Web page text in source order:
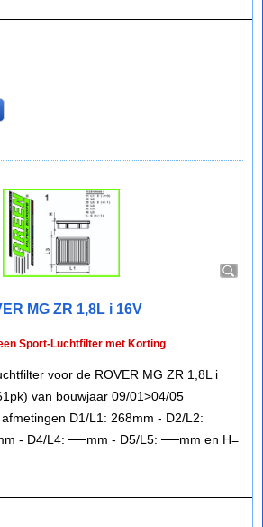
MG ZR 1,8L i 16V
Sport-Luchtfilter met Korting
voor de ROVER MG ZR 1,8L i
van bouwjaar 09/01>04/05
D1/L1: 268mm - D2/L2:
- D4/L4: ──mm - D5/L5: ──mm en H=